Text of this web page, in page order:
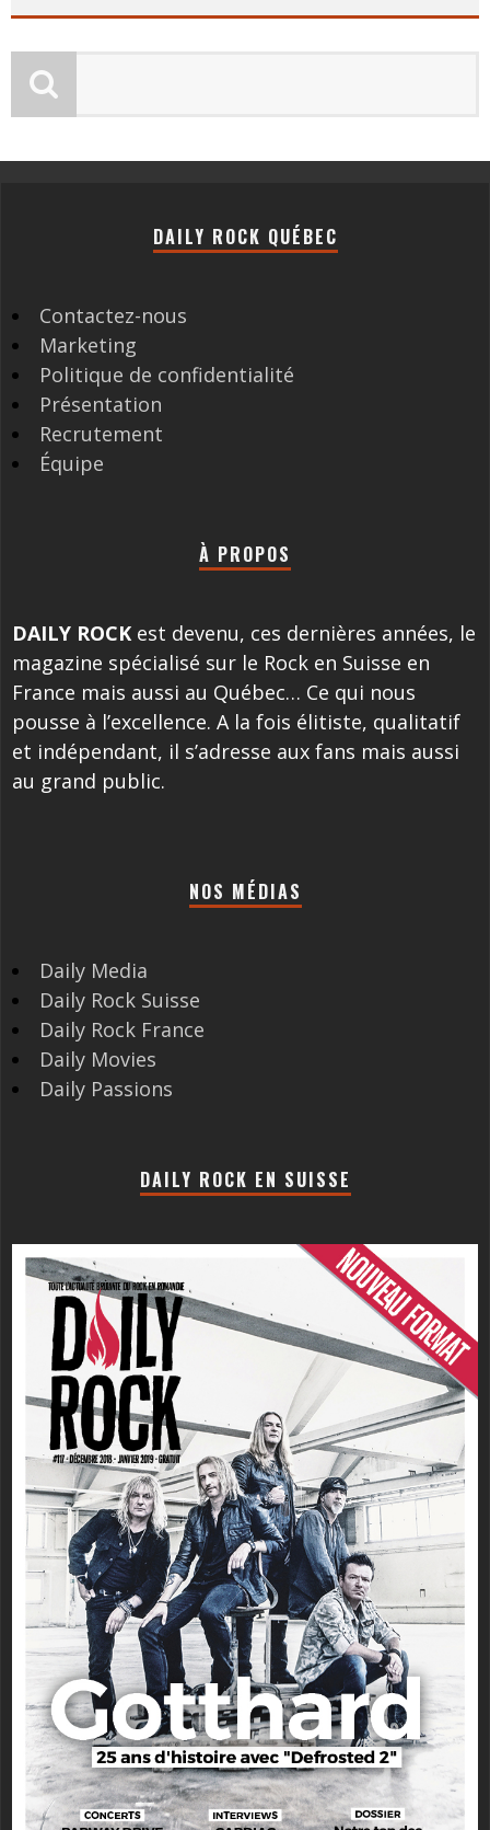
DAILY ROCK QUÉBEC
Contactez-nous
Marketing
Politique de confidentialité
Présentation
Recrutement
Équipe
À PROPOS
DAILY ROCK est devenu, ces dernières années, le
magazine spécialisé sur le Rock en Suisse en
France mais aussi au Québec… Ce qui nous
pousse à l’excellence. A la fois élitiste, qualitatif
et indépendant, il s’adresse aux fans mais aussi
au grand public.
NOS MÉDIAS
Daily Media
Daily Rock Suisse
Daily Rock France
Daily Movies
Daily Passions
DAILY ROCK EN SUISSE